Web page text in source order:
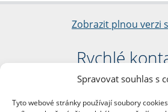
Spravovat souhlas s
Tyto webové stránky používají soubory
Zobrazit plnou verzi
Rychlé
Filozofická
nám. Jana